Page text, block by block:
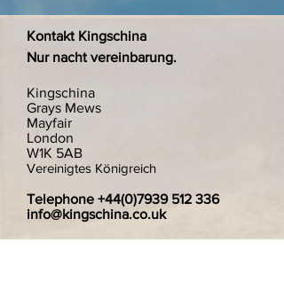
Kontakt Kingschina
Nur nacht vereinbarung.
Kingschina
Grays Mews
Mayfair
London
W1K 5AB
Vereinigtes Königreich
Telephone +44(0)7939 512 336
info@kingschina.co.uk